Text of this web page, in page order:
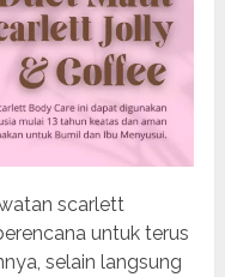
scarlett
untuk terus
selain langsung